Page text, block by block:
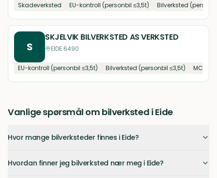
Skadeverksted EU-kontroll (personbil ≤3,5t) Bilverksted
S
SKJELVIK BILVERKSTED AS VERKSTED
EIDE 6490
EU-kontroll (personbil ≤3,5t) Bilverksted (personbil ≤3,5t) MC-
Vanlige spørsmål om bilverksted i Eide
Hvor mange bilverksteder finnes i Eide?
Hvordan finner jeg bilverksted nær meg i Eide?